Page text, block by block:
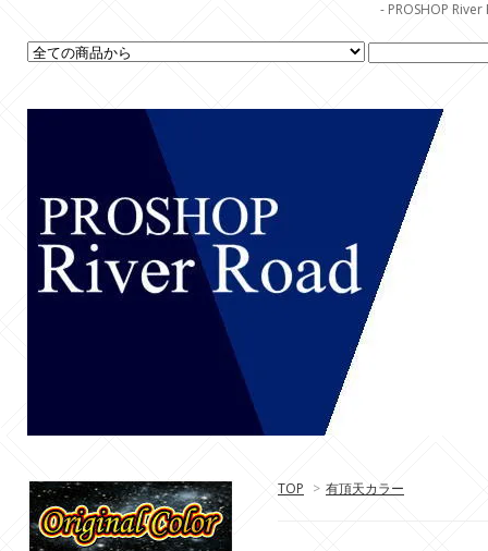
- PROSHOP
TOP > 有頂天カラー